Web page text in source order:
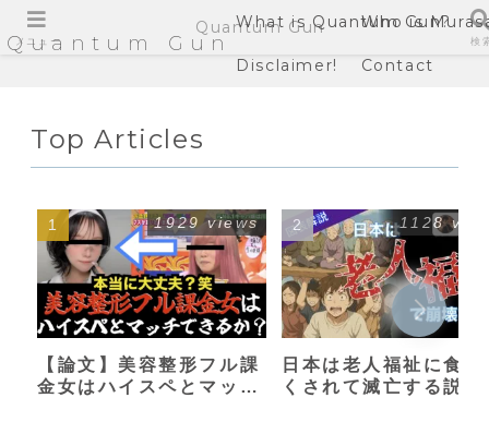
Quantum Gun
What is Quantum Gun?
Who is
Disclaimer! Contact
Top Articles
【論文】美容整形フル課
金女はハイスペとマッチ
1929 views
日本は老人福祉に食い
くされて滅亡する説
1128
メニュー
Quantum Gun
検